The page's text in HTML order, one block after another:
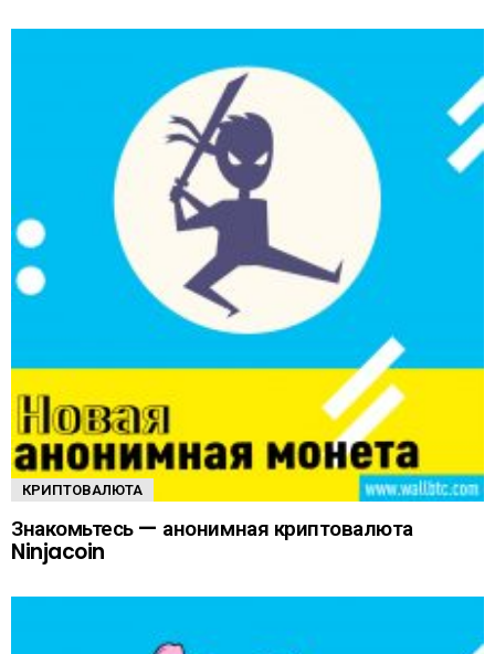
КРИПТОВАЛЮТА
Знакомьтесь — анонимная криптовалюта
Ninjacoin